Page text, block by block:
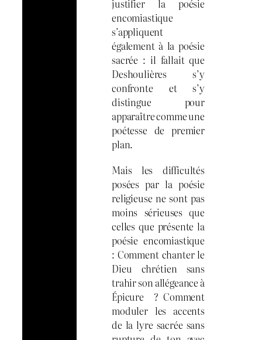
justifier la poésie
encomiastique
s’appliquent
également à la poésie
sacrée : il fallait que
Deshoulières s’y
confronte et s’y
distingue pour
apparaître comme une
poétesse de premier
plan.
Mais les difficultés
posées par la poésie
religieuse ne sont pas
moins sérieuses que
celles que présente la
poésie encomiastique
: Comment chanter le
Dieu chrétien sans
trahir son allégeance à
Épicure ? Comment
moduler les accents
de la lyre sacrée sans